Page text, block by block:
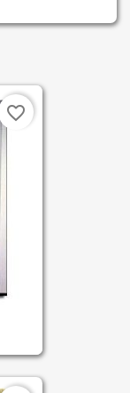
favorite_border